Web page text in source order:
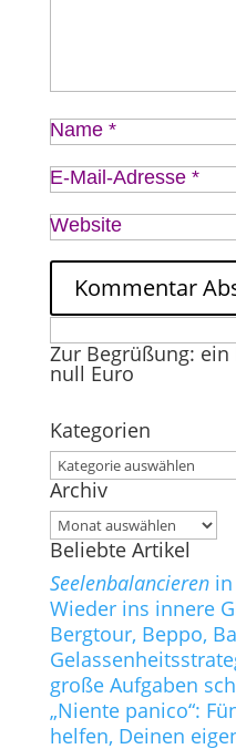
Name *
E-Mail-Adresse *
Website
nach:
Zur Begrüßung:
null Euro
Kategorien
Kategorien
Archiv
Archiv
Beliebte Artikel
Seelenbalancierenin
Wieder ins innere
Bergtour, Beppo,
große Aufgaben
„Niente panico“:
helfen, Deinen